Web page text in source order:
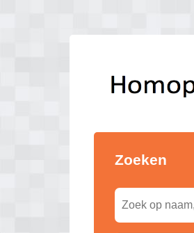
Zoeken